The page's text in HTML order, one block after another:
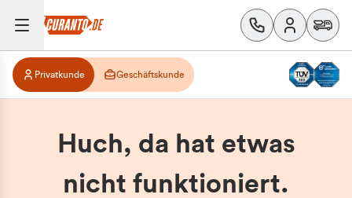
Privatkunde Geschäftskunde
Huch, da hat etwas
nicht funktioniert.